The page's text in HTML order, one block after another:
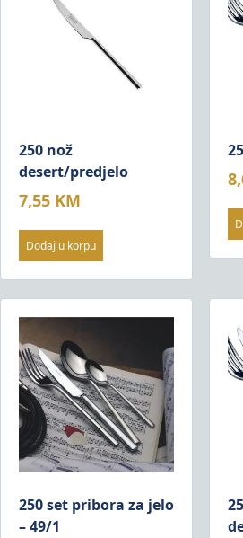
250 nož
desert/predjelo
7,55 KM
Dodaj u korpu
250 set pribora za jelo
– 49/1